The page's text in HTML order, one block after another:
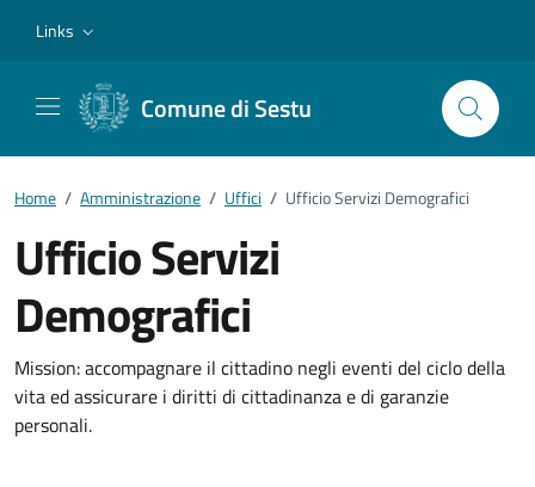
Links
Comune di Sestu
Home / Amministrazione / Uffici / Ufficio Servizi Demografici
Ufficio Servizi
Demografici
Dettagli della notizia
Mission: accompagnare il cittadino negli eventi del ciclo della
vita ed assicurare i diritti di cittadinanza e di garanzie
personali.